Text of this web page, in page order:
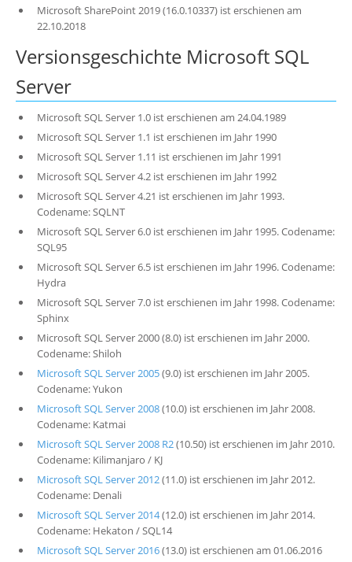
Microsoft SharePoint 2019 (16.0.10337) ist erschienen am
22.10.2018
Versionsgeschichte Microsoft SQL
Server
Microsoft SQL Server 1.0 ist erschienen am 24.04.1989
Microsoft SQL Server 1.1 ist erschienen im Jahr 1990
Microsoft SQL Server 1.11 ist erschienen im Jahr 1991
Microsoft SQL Server 4.2 ist erschienen im Jahr 1992
Microsoft SQL Server 4.21 ist erschienen im Jahr 1993.
Codename: SQLNT
Microsoft SQL Server 6.0 ist erschienen im Jahr 1995. Codename:
SQL95
Microsoft SQL Server 6.5 ist erschienen im Jahr 1996. Codename:
Hydra
Microsoft SQL Server 7.0 ist erschienen im Jahr 1998. Codename:
Sphinx
Microsoft SQL Server 2000 (8.0) ist erschienen im Jahr 2000.
Codename: Shiloh
Microsoft SQL Server 2005(9.0) ist erschienen im Jahr 2005.
Codename: Yukon
Microsoft SQL Server 2008(10.0) ist erschienen im Jahr 2008.
Codename: Katmai
Microsoft SQL Server 2008 R2(10.50) ist erschienen im Jahr 2010.
Codename: Kilimanjaro / KJ
Microsoft SQL Server 2012(11.0) ist erschienen im Jahr 2012.
Codename: Denali
Microsoft SQL Server 2014(12.0) ist erschienen im Jahr 2014.
Codename: Hekaton / SQL14
Microsoft SQL Server 2016(13.0) ist erschienen am 01.06.2016